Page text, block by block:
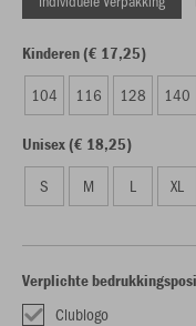
Kinderen (€ 17,25)
104 116 128 140
Unisex (€ 18,25)
S M L XL
Verplichte
Clublogo